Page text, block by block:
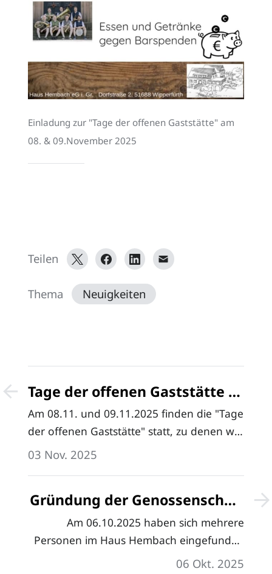
Einladung zur "Tage der offenen Gaststätte" am
08. & 09.November 2025
Teilen
Thema Neuigkeiten
Tage der offenen Gaststätte -
Zeitplan
Am 08.11. und 09.11.2025 finden die "Tage
der offenen Gaststätte" statt, zu denen wir
alle Wipperfelder und alle anderen
11:00 Uhr.…
03 Nov. 2025
Gründung der Genossenschaft
Haus Hembach eG
Am 06.10.2025 haben sich mehrere
Personen im Haus Hembach eingefunden
um die Gründung einer eingetragenen
06 Okt. 2025